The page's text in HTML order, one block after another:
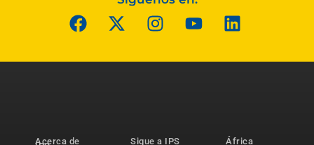
Acerca de
Sigue a IPS
África